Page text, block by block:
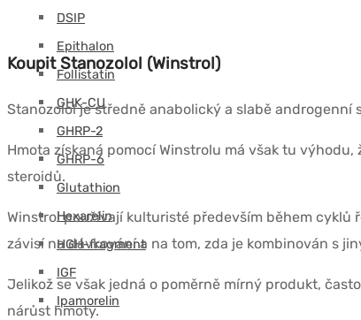
DSIP
Epithalon
Follistatin
GHK-CU
GHRP-2
GHRP-6
Glutathion
Hexarelin
HGH-fragment
IGF
Ipamorelin
Koupit Stanozolol (Winstrol)
Stanozolol je středně anabolický a slabě androgenní
Hmota získaná pomocí Winstrolu má však tu
steroidů.
Winstrol používají kulturisté především během cyklů
závisí na dávkování a na tom, zda je kombinován s
Jelikož se však jedná o poměrně mírný produkt,
nárůst hmoty.